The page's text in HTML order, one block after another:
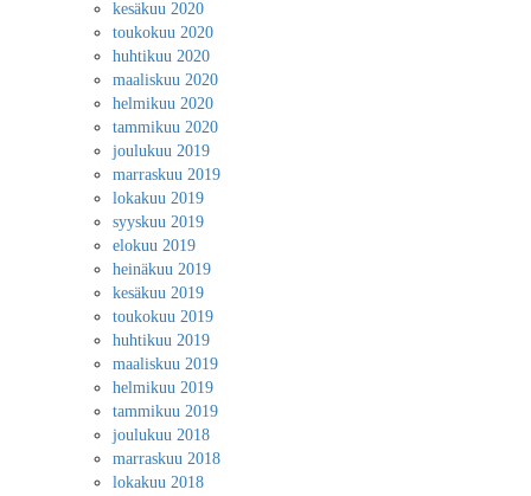
kesäkuu 2020
toukokuu 2020
huhtikuu 2020
maaliskuu 2020
helmikuu 2020
tammikuu 2020
joulukuu 2019
marraskuu 2019
lokakuu 2019
syyskuu 2019
elokuu 2019
heinäkuu 2019
kesäkuu 2019
toukokuu 2019
huhtikuu 2019
maaliskuu 2019
helmikuu 2019
tammikuu 2019
joulukuu 2018
marraskuu 2018
lokakuu 2018